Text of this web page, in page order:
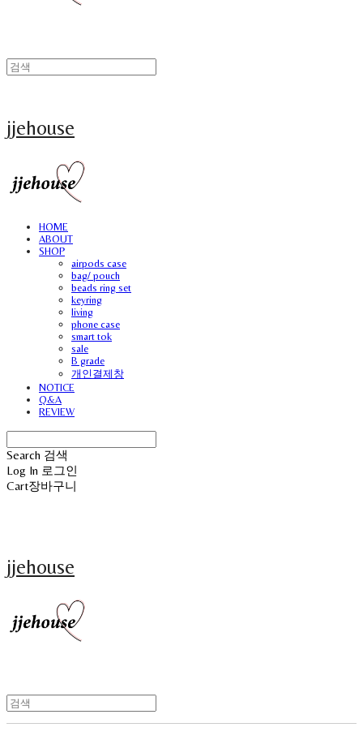
jjehouse
HOME
ABOUT
SHOP
airpods case
bag/ pouch
beads ring set
keyring
living
phone case
smart tok
sale
B grade
개인결제창
NOTICE
Q&A
REVIEW
Search 검색
Log In 로그인
Cart장바구니
jjehouse